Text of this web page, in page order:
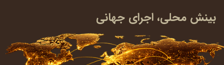
بینش محلی، اجرای جهانی​​​​​​​